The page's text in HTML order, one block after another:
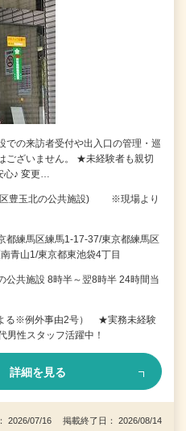
での来訪者受付や出入口の管理・巡
ございません。 ★未経験者も親切
♪ 変更…
区豊玉北の公共施設) ※現場より
都練馬区練馬1-17-37/東京都練馬区
青山1/東京都東池袋4丁目
公共施設 8時半～翌8時半 24時間当
る※例外事由2号） ★実務未経験
性スタッフ活躍中！
詳細を見る
2026/07/16 掲載終了日： 2026/08/14